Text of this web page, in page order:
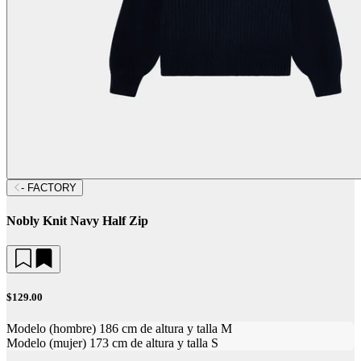
- FACTORY
Nobly Knit Navy Half Zip
$129.00
Modelo (hombre) 186 cm de altura y talla M
Modelo (mujer) 173 cm de altura y talla S